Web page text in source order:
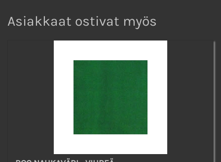
Asiakkaat ostivat myös